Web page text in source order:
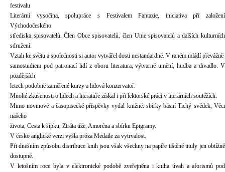
festivalu
Literární vysočina, spolupráce s Festivalem Fantazie, iniciativa při založení
Východočeského
střediska spisovatelů. Člen Obce spisovatelů, člen Unie spisovatelů a dalších kulturních
sdružení.
Vztah ke světu a společnosti si autor vytvářel dosti nestandardně. V raném mládí převážně
samostudiem pod patronací lidí z oboru literatura, výtvarné umění, hudba a divadlo. V
pozdějších
letech podobně zaměřené kurzy a lidová konzervatoř.
Mnohé zkušenosti o lidech a literatuře získal i při lektorské práci v literárních soutěžích.
Mimo novinové a časopisecké příspěvky vydal knižně: sbírky básní Tichý svědek, Věci
našeho
života, Cesta k šípku, Ztráta tíže, Amoréna a sbírku Epigramy.
V česko anglické verzi vyšla próza Medaile za vytrvalost.
Při dnešním způsobu distribuce knih jsou však všechny na papíře tištěné tituly jen obtížně
dostupné.
V letošním roce byla v elektronické podobě zveřejněna i kniha úvah a aforismů pod